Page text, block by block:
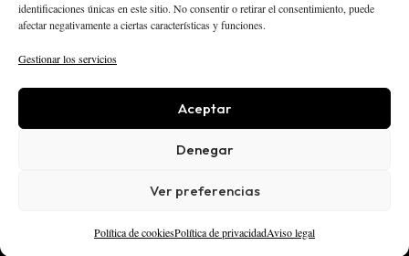
identificaciones únicas en este sitio. No consentir o retirar el consentimiento, puede
afectar negativamente a ciertas características y funciones.
Gestionar los servicios
Aceptar
Denegar
Ver preferencias
Política de cookiesPolítica de privacidadAviso legal
INTELIGENCIA ARTIFICIAL
CREATOR ECONOMY
ROBÓTICA
NEGOCIOS
ECONOMÍA
ACTUALIDAD
AVISO LEGAL
PRIVACIDAD